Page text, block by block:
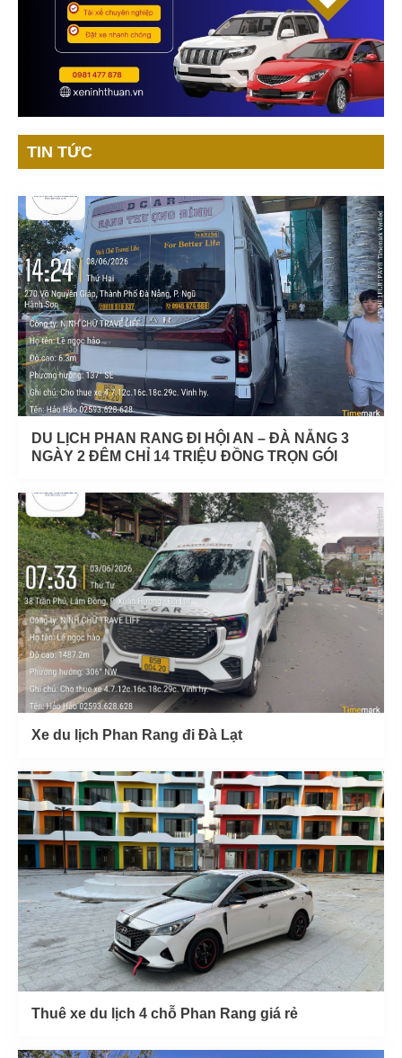
TIN TỨC
DU LỊCH PHAN RANG ĐI HỘI AN – ĐÀ NẴNG 3
NGÀY 2 ĐÊM CHỈ 14 TRIỆU ĐỒNG TRỌN GÓI
Xe du lịch Phan Rang đi Đà Lạt
Thuê xe du lịch 4 chỗ Phan Rang giá rẻ